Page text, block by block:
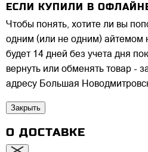
ЕСЛИ КУПИЛИ В
Чтобы понять, хотите ли вы
одним (или не одним) айтемом
будет 14 дней без учета дня
вернуть или обменять товар -
адресу Большая
Закрыть
О ДОСТАВКЕ